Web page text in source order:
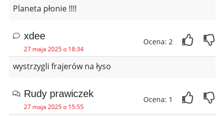
Planeta płonie !!!!
xdee
27 maja 2025 o 18:34
Ocena: 2
wystrzygli frajerów na łyso
Rudy prawiczek
27 maja 2025 o 15:55
Ocena: 1